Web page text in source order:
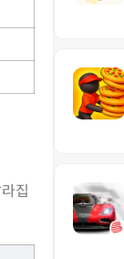
집